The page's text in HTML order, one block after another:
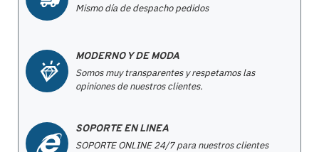
Mismo día de despacho pedidos
MODERNO Y DE MODA
Somos muy transparentes y respetamos las
opiniones de nuestros clientes.
SOPORTE EN LINEA
SOPORTE ONLINE 24/7 para nuestros clientes